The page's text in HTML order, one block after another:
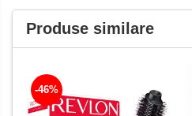
Produse similare
-46%